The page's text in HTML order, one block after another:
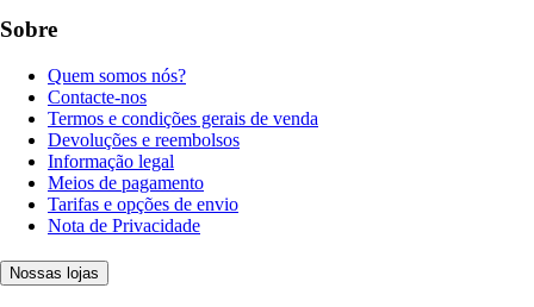
Sobre
Quem somos nós?
Contacte-nos
Termos e condições gerais de venda
Devoluções e reembolsos
Informação legal
Meios de pagamento
Tarifas e opções de envio
Nota de Privacidade
Nossas lojas